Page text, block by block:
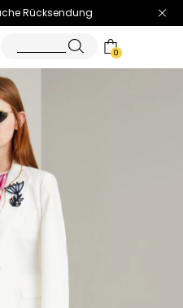
Rücksendung
0